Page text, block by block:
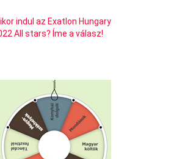
indul az Exatlon Hungary
All stars? Íme a válasz!